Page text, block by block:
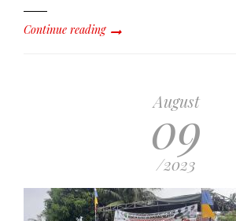
Continue reading
August
09
/2023